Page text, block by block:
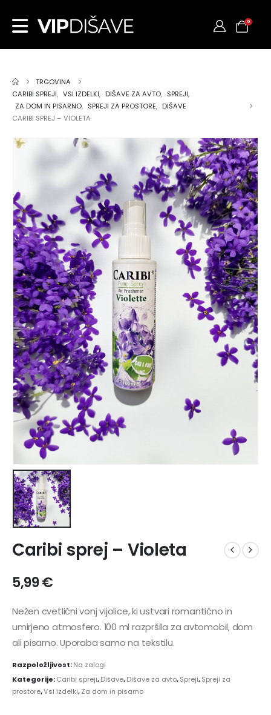
0
TRGOVINA
CARIBI SPREJI, VSI IZDELKI, DIŠAVE ZA AVTO, SPREJI,
ZA DOM IN PISARNO, SPREJI ZA PROSTORE, DIŠAVE
CARIBI SPREJ – VIOLETA
Caribi sprej – Violeta
5,99€
Nežen cvetlični vonj vijolice, ki ustvari romantično in
umirjeno atmosfero. 100 ml razpršila za avtomobil, dom
ali pisarno. Uporaba samo na tekstilu.
Razpoložljivost:Na zalogi
Kategorije:Caribi spreji,Dišave,Dišave za avto,Spreji,Spreji za
prostore,Vsi izdelki,Za dom in pisarno